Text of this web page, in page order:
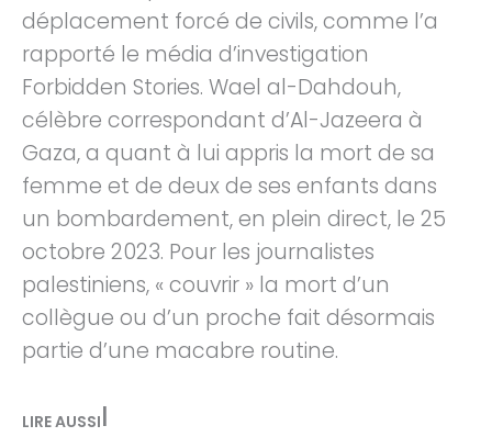
déplacement forcé de civils, comme l’a
rapporté le média d’investigation
Forbidden Stories. Wael al-Dahdouh,
célèbre correspondant d’Al-Jazeera à
Gaza, a quant à lui appris la mort de sa
femme et de deux de ses enfants dans
un bombardement, en plein direct, le 25
octobre 2023. Pour les journalistes
palestiniens, « couvrir » la mort d’un
collègue ou d’un proche fait désormais
partie d’une macabre routine.
LIRE AUSSI